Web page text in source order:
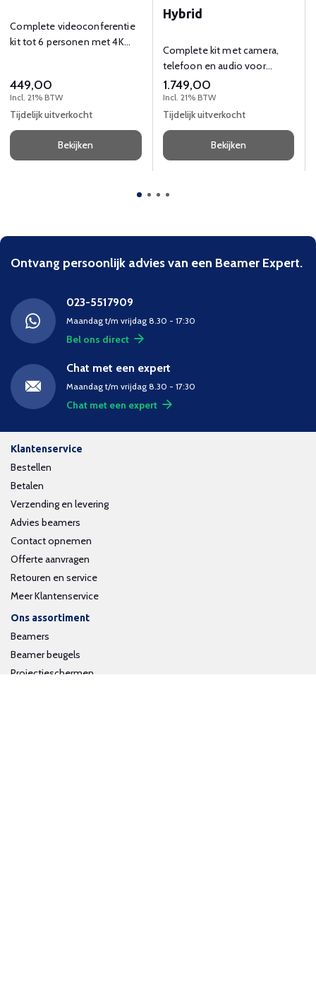
Complete videoconferentie
kit tot 6 personen met 4K
449,00
Incl. 21% BTW
Tijdelijk uitverkocht
Bekijken
Hybrid
Complete kit met camera,
telefoon en audio voor
videoconferenties of
telefoneren va 12 personen.
1.749,00
Incl. 21% BTW
Tijdelijk uitverkocht
Bekijken
Ontvang persoonlijk advies van een Beamer Expert.
023-5517909
Maandag t/m vrijdag 8.30 - 17:30
Bel ons direct
Chat met een expert
Maandag t/m vrijdag 8.30 - 17:30
Chat met een expert
Klantenservice
Bestellen
Betalen
Verzending en levering
Advies beamers
Contact opnemen
Offerte aanvragen
Retouren en service
Meer Klantenservice
Ons assortiment
Beamers
Beamer beugels
Projectieschermen